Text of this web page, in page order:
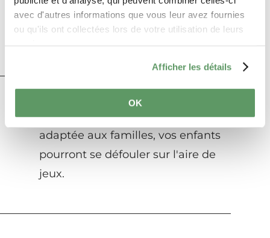
avec d'autres informations que vous leur avez fournies
ou qu'ils ont collectées lors de votre utilisation de leurs
Afficher les détails
OK
A la fin de cette randonnée
adaptée aux familles, vos enfants
pourront se défouler sur l'aire de
jeux.